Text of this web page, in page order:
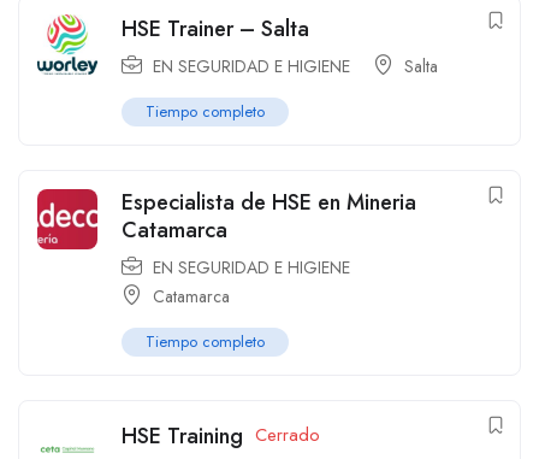
HSE Trainer – Salta
EN SEGURIDAD E HIGIENE Salta
Tiempo completo
Especialista de HSE en Mineria
Catamarca
EN SEGURIDAD E HIGIENE
Catamarca
Tiempo completo
HSE Training Cerrado